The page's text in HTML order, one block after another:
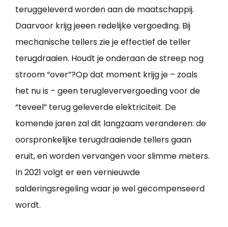
teruggeleverd worden aan de maatschappij.
Daarvoor krijg jeeen redelijke vergoeding. Bij
mechanische tellers zie je effectief de teller
terugdraaien. Houdt je onderaan de streep nog
stroom “over”?Op dat moment krijg je – zoals
het nu is – geen terugleververgoeding voor de
“teveel” terug geleverde elektriciteit. De
komende jaren zal dit langzaam veranderen: de
oorspronkelijke terugdraaiende tellers gaan
eruit, en worden vervangen voor slimme meters.
In 2021 volgt er een vernieuwde
salderingsregeling waar je wel gecompenseerd
wordt.